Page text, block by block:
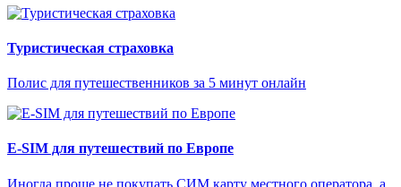
Туристическая страховка
Полис для путешественников за 5 минут онлайн
E-SIM для путешествий по Европе
Иногда проще не покупать СИМ карту местного оператора, а